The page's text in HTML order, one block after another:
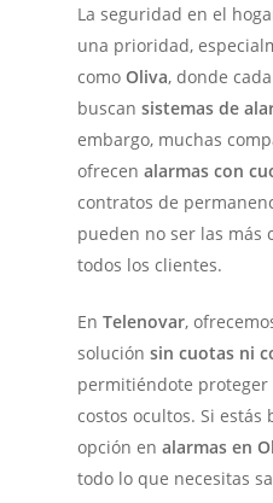
La seguridad en el
una prioridad,
como Oliva, donde
buscansistemas de
embargo, muchas
ofrecenalarmas con
contratos de
pueden no ser las más
todos los clientes.
EnTelenovar,
soluciónsin cuotas ni
permitiéndote
costos ocultos. Si estás
opción enalarmas en
todo lo que necesitas